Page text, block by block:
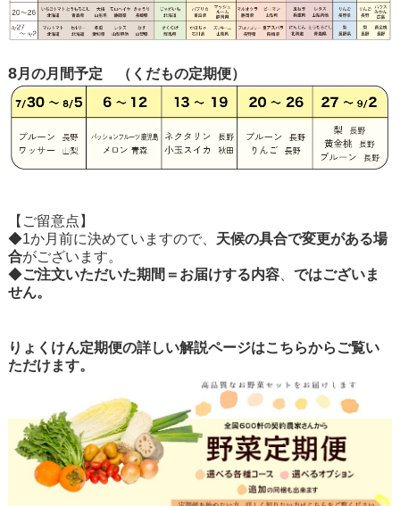
8月の月間予定 （くだもの定期便）
【ご留意点】
◆1か月前に決めていますので、 天候の具合で変更がある場
合がございます。
◆ご注文いただいた期間＝お届けする内容、 ではございま
せん。
りょくけん定期便の詳しい解説ページはこちらからご覧い
ただけます。